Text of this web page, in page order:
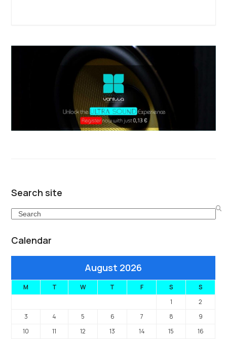
Search site
Search
Calendar
August 2026
M T W T F S
S
1
2
3
4 5 6 7 8
9
10
11 12 13 14 15 16